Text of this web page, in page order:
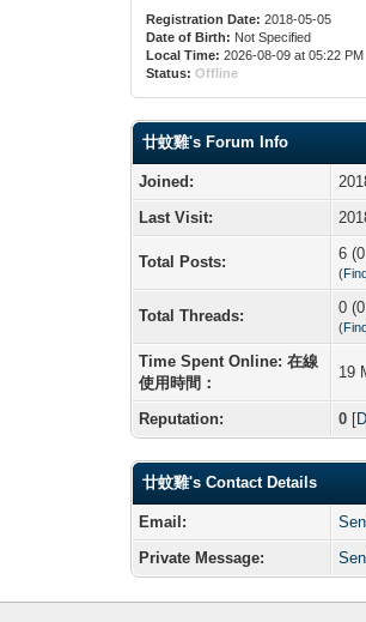
Registration Date: 2018-05-05
Date of Birth: Not Specified
Local Time: 2026-08-09 at 05:22 PM
Status: Offline
廿蚊雞's Forum Info
Joined:
Last Visit:
Total Posts: 6
(
Total Threads: 0
(
Time Spent Online: 在線
使用時間：
19
Reputation: 0 [
廿蚊雞's Contact Details
Email:
Private Message: